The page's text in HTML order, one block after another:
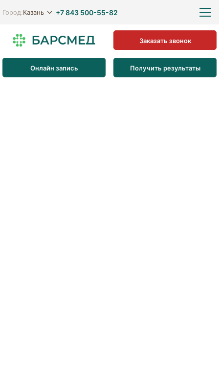
Город:Казань +7 843 500-55-82
Онлайн запись Получить результаты
Заказать звонок